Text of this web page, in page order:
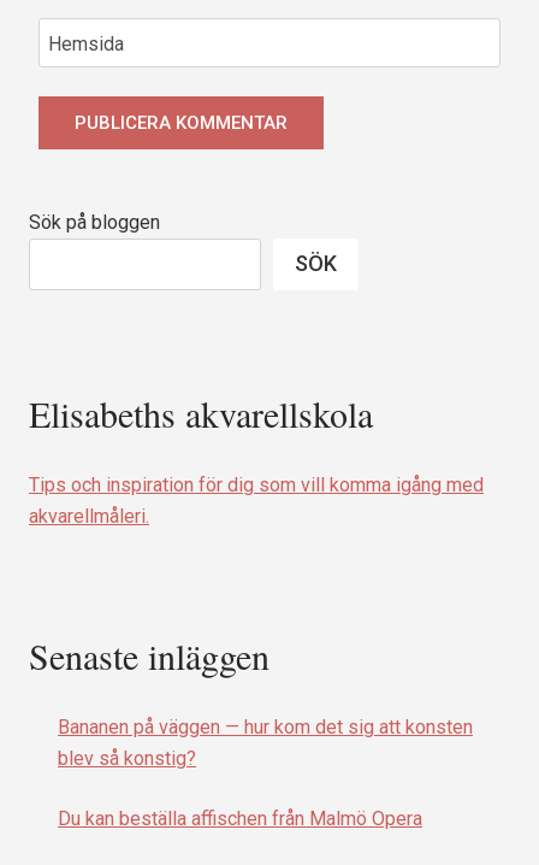
Hemsida
Sök på bloggen
SÖK
Elisabeths akvarellskola
Tips och inspiration för dig som vill komma igång med
akvarellmåleri.
Senaste inläggen
Bananen på väggen — hur kom det sig att konsten
blev så konstig?
Du kan beställa affischen från Malmö Opera